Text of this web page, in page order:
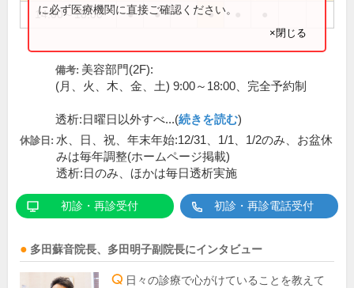
14:00～18:00 ● ● ●
に必ず医療機関に直接ご確認ください。
×閉じる
備考: 美容部門(2F):
(月、火、木、金、土) 9:00～18:00、完全予約制
透析:日曜日以外すべ...(続きを読む)
休診日: 水、日、祝、年末年始:12/31、1/1、1/2のみ、お盆休
みは毎年調整(ホームページ掲載)
透析:日のみ、ほかは毎日透析実施
初診・再診受付 初診・再診電話受付
多田蘇音院長、 多田明子副院長にインタビュー
日々の診療で心がけていることを教えて